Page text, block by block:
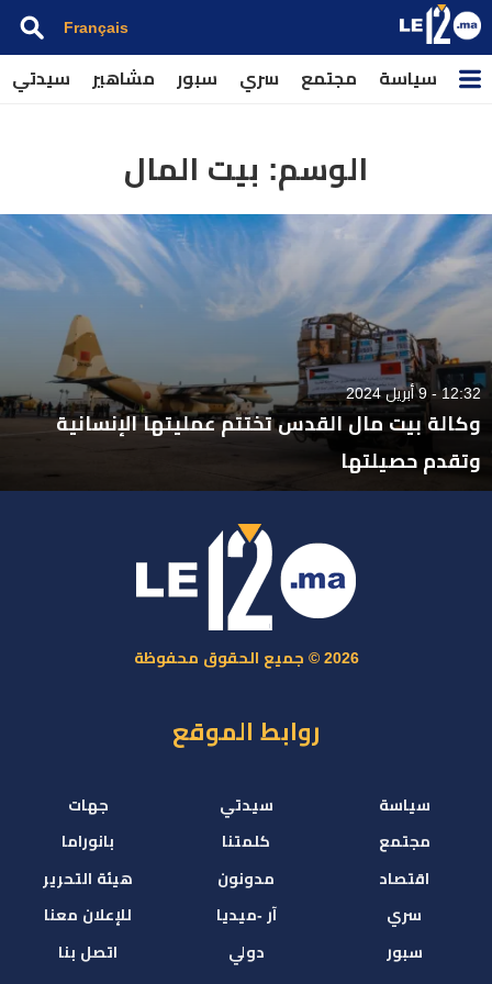
Français
سياسة مجتمع سري سبور مشاهير سيدتي
الوسم: بيت المال
12:32 - 9 أبريل 2024
وكالة بيت مال القدس تختتم عمليتها الإنسانية
وتقدم حصيلتها
2026 © جميع الحقوق محفوظة
روابط الموقع
سياسة
مجتمع
اقتصاد
سري
سبور
سيدتي
كلمتنا
مدونون
آر -ميديا
دولي
جهات
بانوراما
هيئة التحرير
للإعلان معنا
اتصل بنا